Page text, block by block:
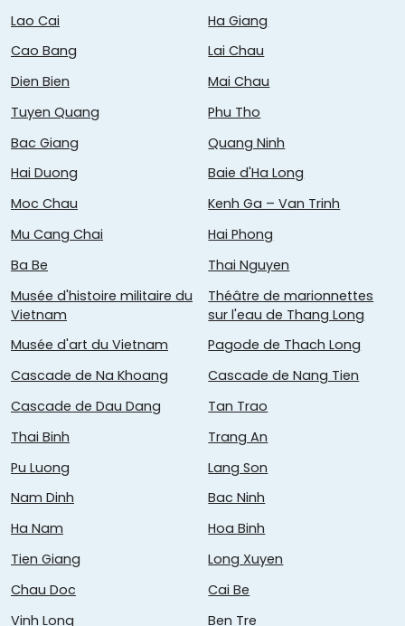
Lao Cai
Ha Giang
Cao Bang
Lai Chau
Dien Bien
Mai Chau
Tuyen Quang
Phu Tho
Bac Giang
Quang Ninh
Hai Duong
Baie d'Ha Long
Moc Chau
Kenh Ga – Van Trinh
Mu Cang Chai
Hai Phong
Ba Be
Thai Nguyen
Musée d'histoire militaire du
Vietnam
Théâtre de marionnettes
sur l'eau de Thang Long
Musée d'art du Vietnam
Pagode de Thach Long
Cascade de Na Khoang
Cascade de Nang Tien
Cascade de Dau Dang
Tan Trao
Thai Binh
Trang An
Pu Luong
Lang Son
Nam Dinh
Bac Ninh
Ha Nam
Hoa Binh
Tien Giang
Long Xuyen
Chau Doc
Cai Be
Vinh Long
Ben Tre